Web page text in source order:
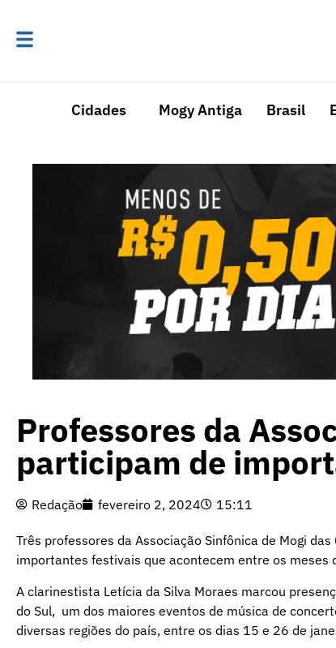
Cidades Mogy Antiga Brasil
Professores da
participam de
Redação fevereiro 2, 2024 15:11
Três professores da Associação Sinfônica de Mogi
importantes festivais que acontecem entre os meses
A clarinestista Letícia da Silva Moraes marcou
do Sul, um dos maiores eventos de música de
diversas regiões do país, entre os dias 15 e 26 de